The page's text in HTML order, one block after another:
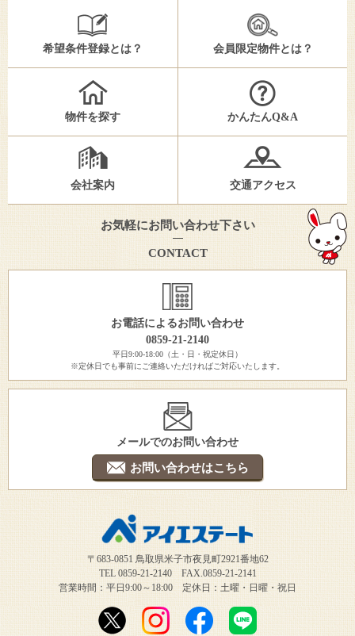
希望条件登録とは？ 会員限定物件とは？
物件を探す かんたんQ&A
会社案内 交通アクセス
お気軽にお問い合わせ下さい
CONTACT
お電話によるお問い合わせ
0859-21-2140
平日9:00-18:00（土・日・祝定休日）
※定休日でも事前にご連絡いただければご対応いたします。
メールでのお問い合わせ
お問い合わせはこちら
〒683-0851 鳥取県米子市夜見町2921番地62
TEL 0859-21-2140 FAX.0859-21-2141
営業時間：平日9:00～18:00 定休日：土曜・日曜・祝日